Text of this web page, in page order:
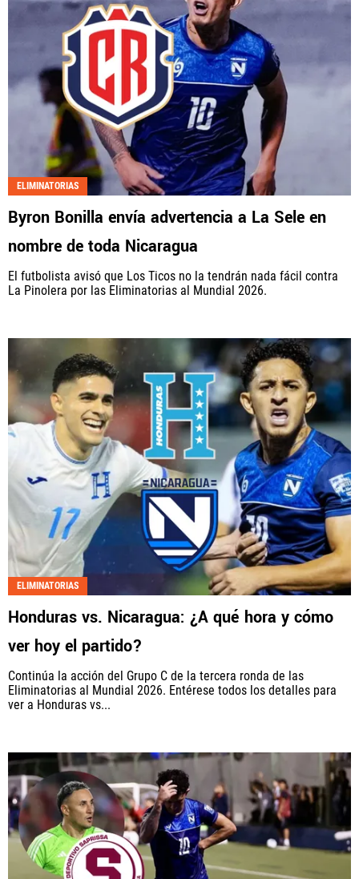
ELIMINATORIAS
Byron Bonilla envía advertencia a La Sele en
nombre de toda Nicaragua
El futbolista avisó que Los Ticos no la tendrán nada fácil contra
La Pinolera por las Eliminatorias al Mundial 2026.
ELIMINATORIAS
Honduras vs. Nicaragua: ¿A qué hora y cómo
ver hoy el partido?
Continúa la acción del Grupo C de la tercera ronda de las
Eliminatorias al Mundial 2026. Entérese todos los detalles para
ver a Honduras vs...